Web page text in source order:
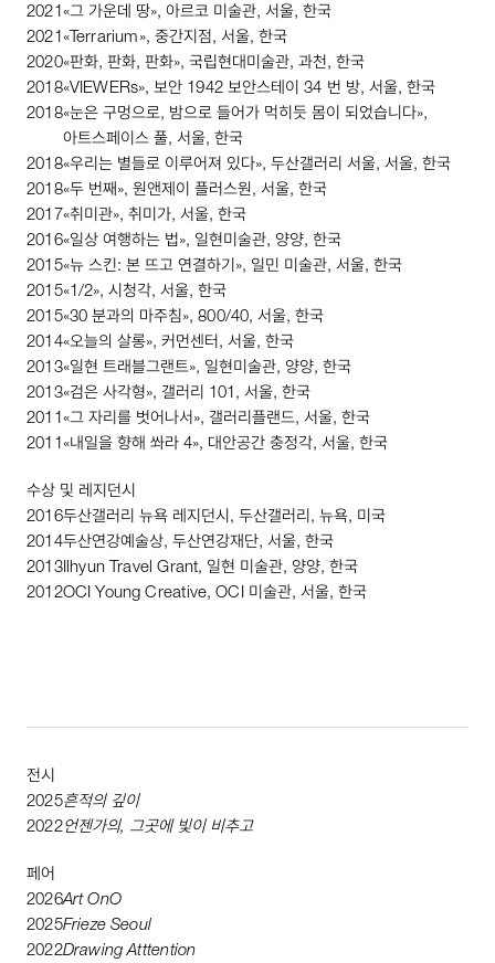
2021 «그 가운데 땅», 아르코 미술관, 서울, 한국
2021 «Terrarium », 중간지점, 서울, 한국
2020«판화, 판화, 판화», 국립현대미술관, 과천, 한국
2018«VIEWERs», 보안 1942 보안스테이34 번 방, 서울, 한국
2018«눈은 구멍으로, 밤으로 들어가 먹히듯 몸이 되었습니다»,
아트스페이스 풀, 서울, 한국
2018«우리는 별들로 이루어져 있다», 두산갤러리 서울, 서울, 한국
2018«두 번째», 원앤제이 플러스원, 서울, 한국
2017«취미관», 취미가, 서울, 한국
2016«일상 여행하는 법», 일현미술관, 양양, 한국
2015«뉴 스킨: 본 뜨고 연결하기», 일민 미술관, 서울, 한국
2015«1/2», 시청각, 서울, 한국
2015«30 분과의 마주침»,800/40, 서울, 한국
2014«오늘의 살롱», 커먼센터, 서울, 한국
2013«일현 트래블그랜트», 일현미술관, 양양, 한국
2013«검은 사각형», 갤러리 101 , 서울, 한국
2011 «그 자리를 벗어나서», 갤러리플랜드, 서울, 한국
2011 «내일을 향해 쏴라 4», 대안공간 충정각, 서울, 한국
수상 및 레지던시
2016두산갤러리 뉴욕 레지던시, 두산갤러리, 뉴욕, 미국
2014두산연강예술상, 두산연강재단, 서울, 한국
2013Ilhyun Travel Grant, 일현 미술관, 양양, 한국
2012OCI Young Creative,OCI미술관, 서울, 한국
전시
2025흔적의 깊이
2022언젠가의, 그곳에 빛이 비추고
페어
2026Art OnO
2025Frieze Seoul
2022Drawing Atttention